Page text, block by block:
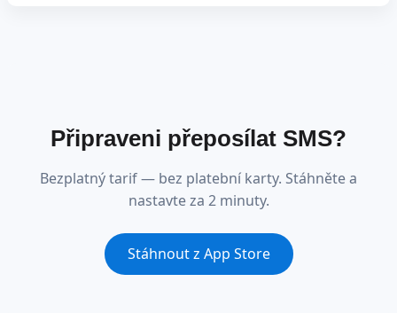
Připraveni přeposílat SMS?
Bezplatný tarif — bez platební karty. Stáhněte a
nastavte za 2 minuty.
Stáhnout z App Store